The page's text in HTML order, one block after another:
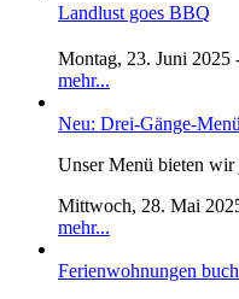
Landlust goes BBQ
Montag, 23. Juni 2025
mehr...
Neu: Drei-Gänge-
Unser Menü bieten
Mittwoch, 28. Mai
mehr...
Ferienwohnungen